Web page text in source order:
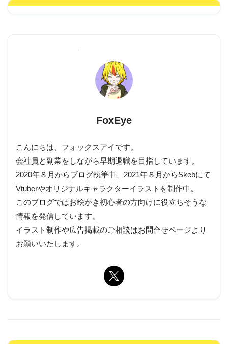
FoxEye
こんにちは、フォックスアイです。
会社員と副業をしながら早期退職を目指しています。
2020年８月からブログ執筆中、2021年８月からSkebにて
Vtuberやオリジナルキャラクターイラストを制作中。
このブログではお絵かき初心者の方向けに役立ちそうな
情報を発信しています。
イラスト制作や広告掲載のご相談はお問合せページより
お願いいたします。